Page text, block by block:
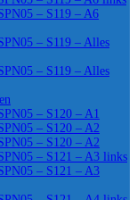
– S119 – A6
– S119 – Alles
– S119 – Alles
– S120 – A1
– S120 – A2
– S120 – A2
– S121 – A3 links
– S121 – A3